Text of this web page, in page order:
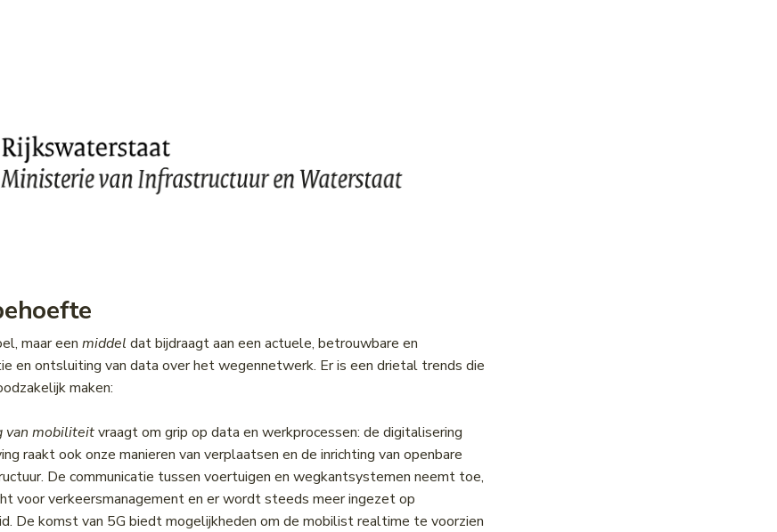
maar een middel dat bijdraagt aan een actuele, betrouwbare en
en ontsluiting van data over het wegennetwerk. Er is een drietal trends die
maken:
van mobiliteitvraagt om grip op data en werkprocessen: de digitalisering
raakt ook onze manieren van verplaatsen en de inrichting van openbare
De communicatie tussen voertuigen en wegkantsystemen neemt toe,
voor verkeersmanagement en er wordt steeds meer ingezet op
De komst van 5G biedt mogelijkheden om de mobilist realtime te voorzien